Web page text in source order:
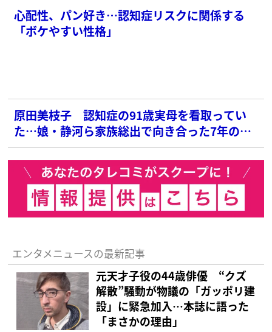
心配性、パン好き…認知症リスクに関係する
「ボケやすい性格」
原田美枝子 認知症の91歳実母を看取ってい
た…娘・静河ら家族総出で向き合った7年の介
護
エンタメニュースの最新記事
元天才子役の44歳俳優 “クズ
解散”騒動が物議の「ガッポリ建
設」に緊急加入…本誌に語った
「まさかの理由」